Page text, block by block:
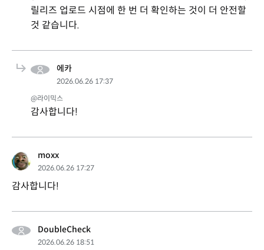
릴리즈 업로드 시점에 한 번 더 확인하는 것이 더 안전할
것 같습니다.
에카
2026.06.26 17:37
@라이믹스
감사합니다!
moxx
2026.06.26 17:27
감사합니다!
DoubleCheck
2026.06.26 18:51